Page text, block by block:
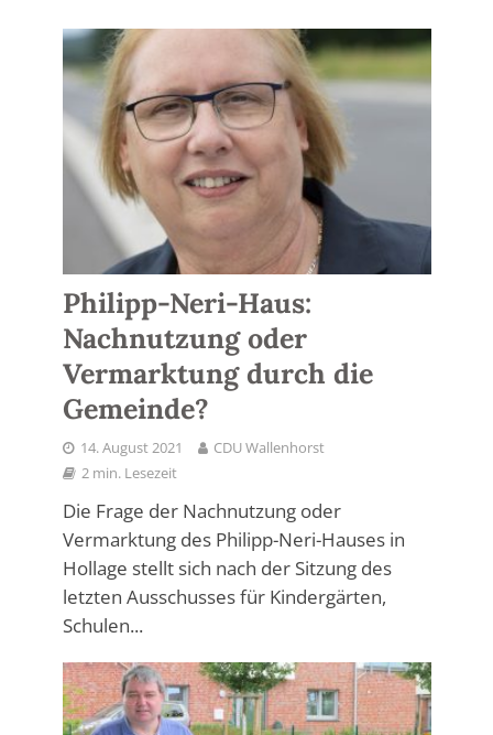
Philipp-Neri-Haus:
Nachnutzung oder
Vermarktung durch die
Gemeinde?
14. August 2021
CDU Wallenhorst
2 min. Lesezeit
Die Frage der Nachnutzung oder
Vermarktung des Philipp-Neri-Hauses in
Hollage stellt sich nach der Sitzung des
letzten Ausschusses für Kindergärten,
Schulen...